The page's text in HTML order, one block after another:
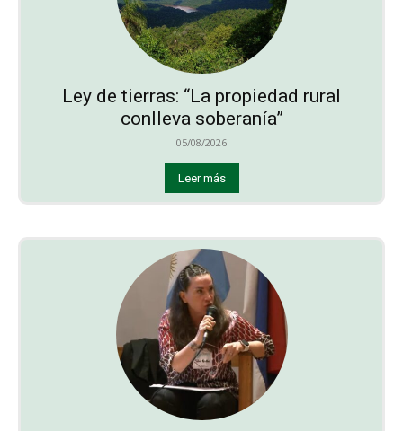
Ley de tierras: “La propiedad rural
conlleva soberanía”
05/08/2026
Leer más